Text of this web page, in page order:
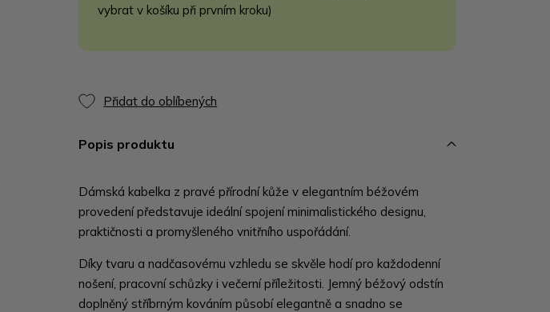
vybrat v košíku při prvním kroku)
Přidat do oblíbených
Popis produktu
Dámská kabelka z pravé přírodní kůže v elegantním béžovém
provedení představuje ideální spojení minimalistického designu,
praktičnosti a promyšleného vnitřního uspořádání.
Díky tvaru a nadčasovému vzhledu se skvěle hodí pro každodenní
nošení, pracovní schůzky i večerní příležitosti. Jemný béžový odstín
doplněný stříbrným kováním působí elegantně a snadno se